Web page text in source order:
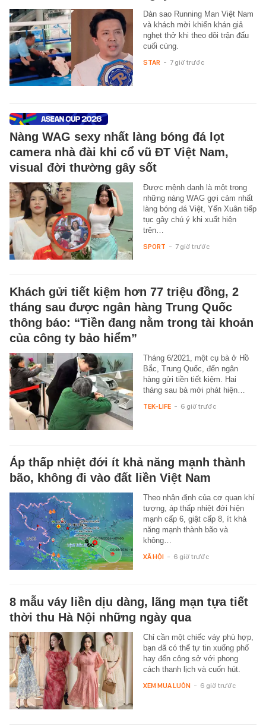
Dàn sao Running Man Việt Nam
và khách mời khiến khán giả
nghẹt thở khi theo dõi trận đấu
cuối cùng.
STAR - 7 giờ trước
Nàng WAG sexy nhất làng bóng đá lọt
camera nhà đài khi cổ vũ ĐT Việt Nam,
visual đời thường gây sốt
Được mệnh danh là một trong
những nàng WAG gợi cảm nhất
làng bóng đá Việt, Yến Xuân tiếp
tục gây chú ý khi xuất hiện
trên…
SPORT - 7 giờ trước
Khách gửi tiết kiệm hơn 77 triệu đồng, 2
tháng sau được ngân hàng Trung Quốc
thông báo: “Tiền đang nằm trong tài khoản
của công ty bảo hiểm”
Tháng 6/2021, một cụ bà ở Hồ
Bắc, Trung Quốc, đến ngân
hàng gửi tiền tiết kiệm. Hai
tháng sau bà mới phát hiện…
TEK-LIFE - 6 giờ trước
Áp thấp nhiệt đới ít khả năng mạnh thành
bão, không đi vào đất liền Việt Nam
Theo nhận định của cơ quan khí
tượng, áp thấp nhiệt đới hiện
mạnh cấp 6, giật cấp 8, ít khả
năng mạnh thành bão và
không…
XÃ HỘI - 6 giờ trước
8 mẫu váy liền dịu dàng, lãng mạn tựa tiết
thời thu Hà Nội những ngày qua
Chỉ cần một chiếc váy phù hợp,
bạn đã có thể tự tin xuống phố
hay đến công sở với phong
cách thanh lịch và cuốn hút.
XEM MUA LUÔN - 6 giờ trước